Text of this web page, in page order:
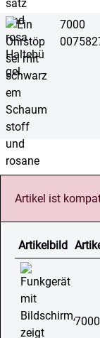
7000
Artikel ist
Artikelbild